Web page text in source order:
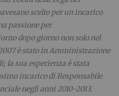
scelto per un incarico
passione per
dopo giorno non solo nel
è stato in Amministrazione
la sua esperienza è stata
incarico di Responsabile
negli anni 2010-2013.